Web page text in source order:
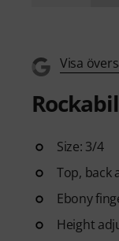
Visa
Size: 3/4
Top, back
Ebony
Height